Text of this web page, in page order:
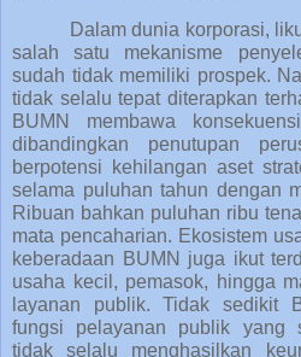
Dalam dunia korporasi,
salah satu mekanisme
sudah tidak memiliki prospek.
tidak selalu tepat diterapkan
BUMN membawa
dibandingkan penutupan
berpotensi kehilangan aset
selama puluhan tahun dengan
Ribuan bahkan puluhan ribu
mata pencaharian. Ekosistem
keberadaan BUMN juga ikut
usaha kecil, pemasok, hingga
layanan publik. Tidak sedikit
fungsi pelayanan publik yang
tidak selalu menghasilkan